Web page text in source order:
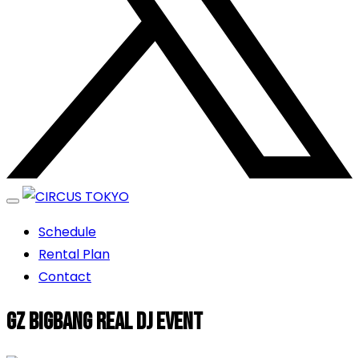
CIRCUS TOKYO
エンターテイメントスペース
Schedule
Rental Plan
Contact
GZ BIGBANG REAL DJ EVENT